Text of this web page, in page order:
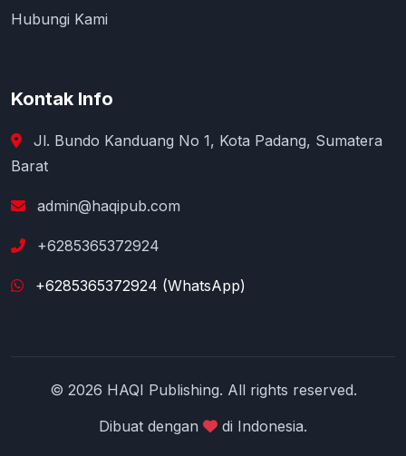
Hubungi Kami
Kontak Info
Jl. Bundo Kanduang No 1, Kota Padang, Sumatera
Barat
admin@haqipub.com
+6285365372924
+6285365372924 (WhatsApp)
© 2026 HAQI Publishing. All rights reserved.
Dibuat dengan
di Indonesia.